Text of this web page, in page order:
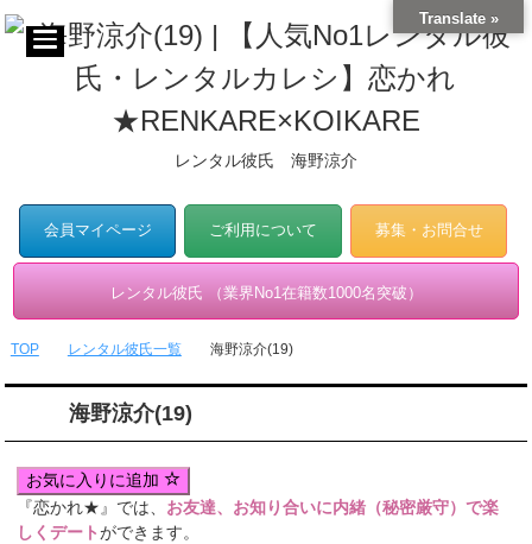
レンタル彼氏 海野涼介
会員マイページ ご利用について 募集・お問合せ
レンタル彼氏 （業界No1在籍数1000名突破）
TOP レンタル彼氏一覧 海野涼介(19)
海野涼介(19)
お気に入りに追加
『恋かれ★』では、 お友達、お知り合いに内緒（秘密厳守）で楽
しくデートができます。
Translate »